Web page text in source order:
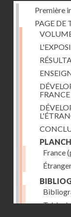
Première
PAGE DE
France
Table